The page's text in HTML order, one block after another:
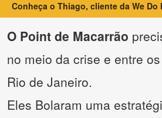
Conheça o Thiago, cliente da We Do
O Point de Macarrão
no meio da crise e entre
Rio de Janeiro.
Eles Bolaram uma